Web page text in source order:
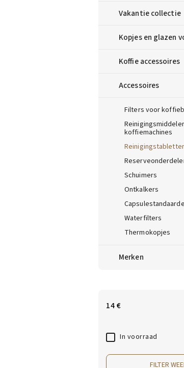
Vakantie collectie
Kopjes en glazen
Koffie accessoires
Accessoires
Filters voor
koffiemachines
Schuimers
Ontkalkers
Waterfilters
Thermokopjes
Merken
14€
In voorraad
FILTER